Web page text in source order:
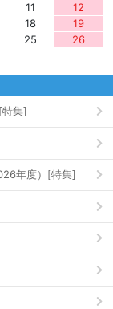
11
12
18
19
25
26
特集]
年度）[特集]